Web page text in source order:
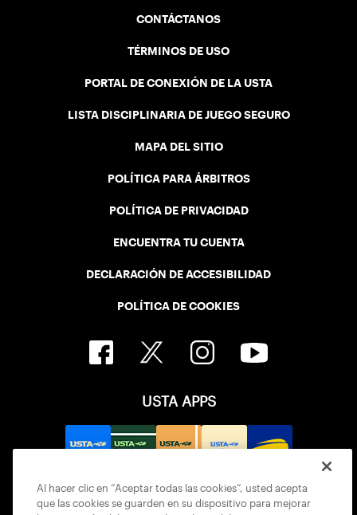
CONTÁCTANOS
TÉRMINOS DE USO
PORTAL DE CONEXIÓN DE LA USTA
LISTA DISCIPLINARIA DE JUEGO SEGURO
MAPA DEL SITIO
POLÍTICA PARA ÁRBITROS
POLÍTICA DE PRIVACIDAD
ENCUENTRA TU CUENTA
DECLARACIÓN DE ACCESIBILIDAD
POLÍTICA DE COOKIES
USTA APPS
Al hacer clic en “Aceptar todas las cookies”, usted acepta
que las cookies se guarden en su dispositivo para mejorar